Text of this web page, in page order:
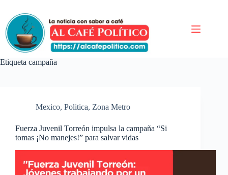
contenido
Etiqueta campaña
Mexico, Politica, Zona Metro
Fuerza Juvenil Torreón impulsa la campaña “Si
tomas ¡No manejes!” para salvar vidas